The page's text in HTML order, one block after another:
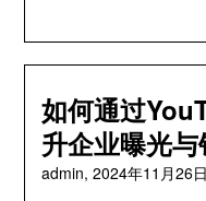
如何通过
升企业曝光
admin,2024年11月26日